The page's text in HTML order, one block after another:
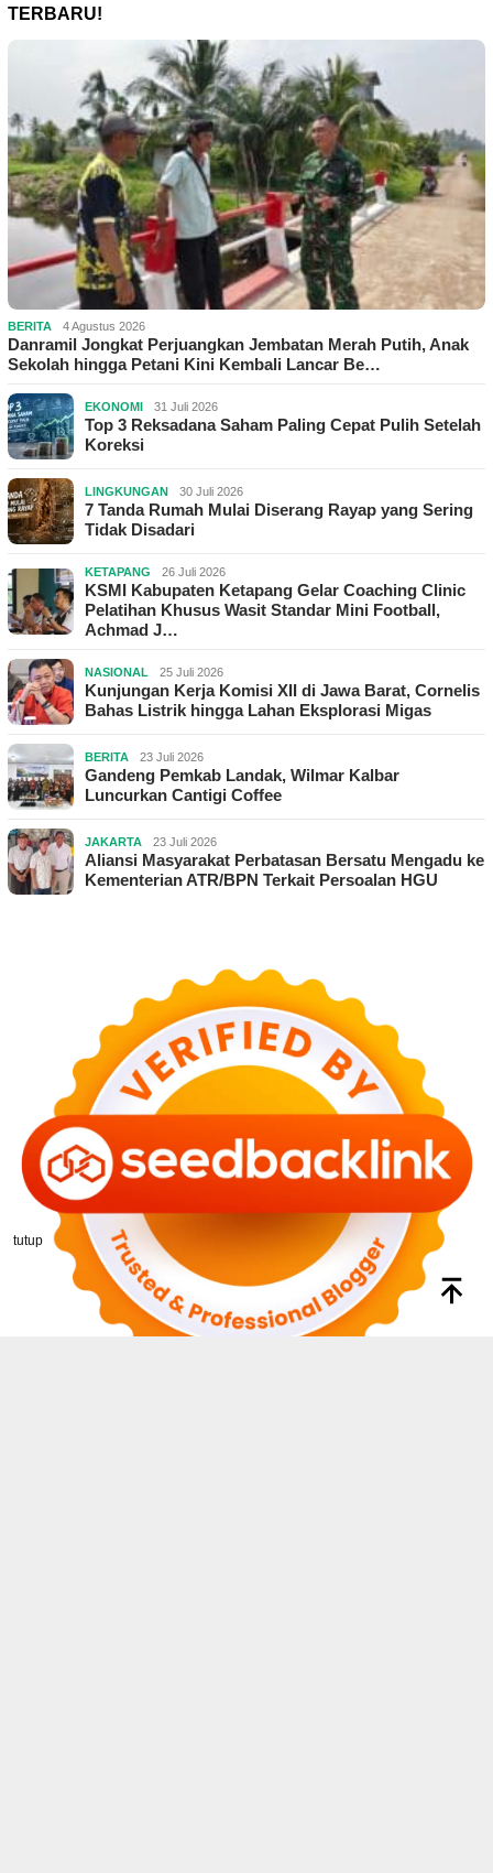
TERBARU!
BERITA 4 Agustus 2026
Danramil Jongkat Perjuangkan Jembatan Merah Putih, Anak
Sekolah hingga Petani Kini Kembali Lancar Be…
EKONOMI 31 Juli 2026
Top 3 Reksadana Saham Paling Cepat Pulih Setelah
Koreksi
LINGKUNGAN 30 Juli 2026
7 Tanda Rumah Mulai Diserang Rayap yang Sering
Tidak Disadari
KETAPANG 26 Juli 2026
KSMI Kabupaten Ketapang Gelar Coaching Clinic
Pelatihan Khusus Wasit Standar Mini Football,
Achmad J…
NASIONAL 25 Juli 2026
Kunjungan Kerja Komisi XII di Jawa Barat, Cornelis
Bahas Listrik hingga Lahan Eksplorasi Migas
BERITA 23 Juli 2026
Gandeng Pemkab Landak, Wilmar Kalbar
Luncurkan Cantigi Coffee
JAKARTA 23 Juli 2026
Aliansi Masyarakat Perbatasan Bersatu Mengadu ke
Kementerian ATR/BPN Terkait Persoalan HGU
tutup